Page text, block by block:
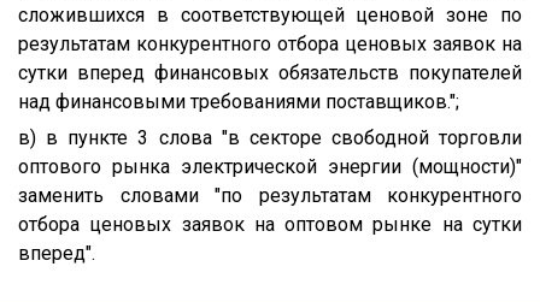
сложившихся в соответствующей ценовой зоне по
результатам конкурентного отбора ценовых заявок на
сутки вперед финансовых обязательств покупателей
над финансовыми требованиями поставщиков.";
в) в пункте 3 слова "в секторе свободной торговли
оптового рынка электрической энергии (мощности)"
заменить словами "по результатам конкурентного
отбора ценовых заявок на оптовом рынке на сутки
вперед".